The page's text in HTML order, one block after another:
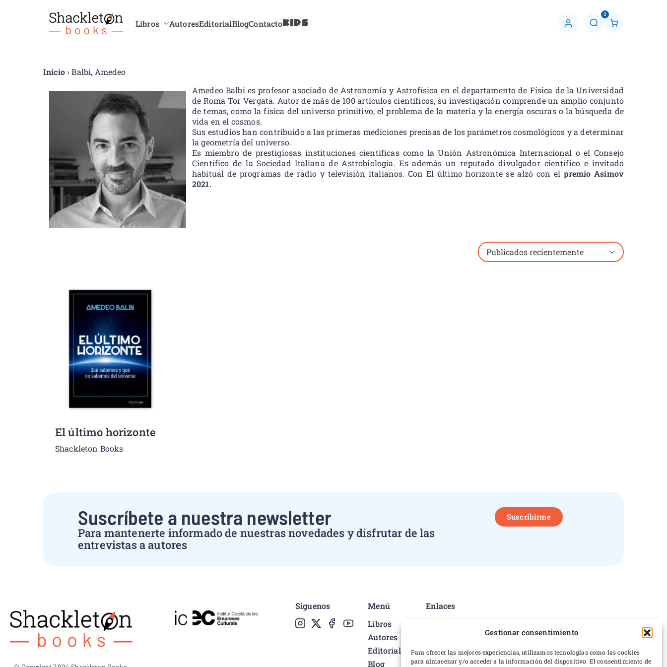
Gestionar consentimiento
Para ofrecer las mejores experiencias, utilizamos tecnologías como las cookies
para almacenar y/o acceder a la información del dispositivo. El consentimiento de
Shackletonbooks
Libros AutoresEditorialBlogContactoKIDS
C
0
Inicio› Balbi, Amedeo
Amedeo Balbi es profesor asociado de Astronomía y Astrofísica en el departamento de Física de la Universidad
de Roma Tor Vergata. Autor de más de 100 artículos científicos, su investigación comprende un amplio conjunto
de temas, como la física del universo primitivo, el problema de la materia y la energía oscuras o la búsqueda de
vida en el cosmos.
Sus estudios han contribuido a las primeras mediciones precisas de los parámetros cosmológicos y a determinar
la geometría del universo.
Es miembro de prestigiosas instituciones científicas como la Unión Astronómica Internacional o el Consejo
Científico de la Sociedad Italiana de Astrobiología. Es además un reputado divulgador científico e invitado
habitual de programas de radio y televisión italianos. Con El último horizonte se alzó con el premio Asimov
2021.
El último horizonte
Shackleton Books
Suscríbete a nuestra newsletter
Para mantenerte informado de nuestras novedades y disfrutar de las
entrevistas a autores
Suscribirme
Síguenos
Menú
Libros
Autores
Editorial
Blog
Enlaces
Condiciones del servicio
Preferencias de cookies
Políticas de devoluciones y reembolsos